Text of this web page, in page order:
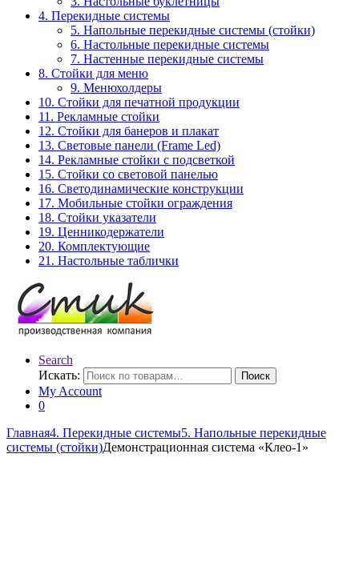
4. Перекидные системы
5. Напольные перекидные системы (стойки)
6. Настольные перекидные системы
7. Настенные перекидные системы
8. Стойки для меню
9. Менюхолдеры
10. Стойки для печатной продукции
11. Рекламные стойки
12. Стойки для банеров и плакат
13. Световые панели (Frame Led)
14. Рекламные стойки с подсветкой
15. Стойки со световой панелью
16. Светодинамические конструкции
17. Мобильные стойки ограждения
18. Стойки указатели
19. Ценникодержатели
20. Комплектующие
21. Настольные таблички
Search
Искать:
Поиск
My Account
0
Главная4. Перекидные системы5. Напольные перекидные
системы (стойки)Демонстрационная система «Клео-1»